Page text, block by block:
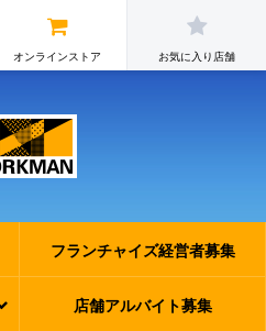
オンラインストア お気に入り店舗
フランチャイズ経営者募集
店舗アルバイト募集